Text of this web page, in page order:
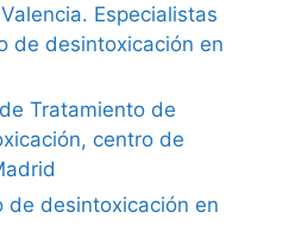
Especialistas
de desintoxicación en
Tratamiento de
centro de
de desintoxicación en